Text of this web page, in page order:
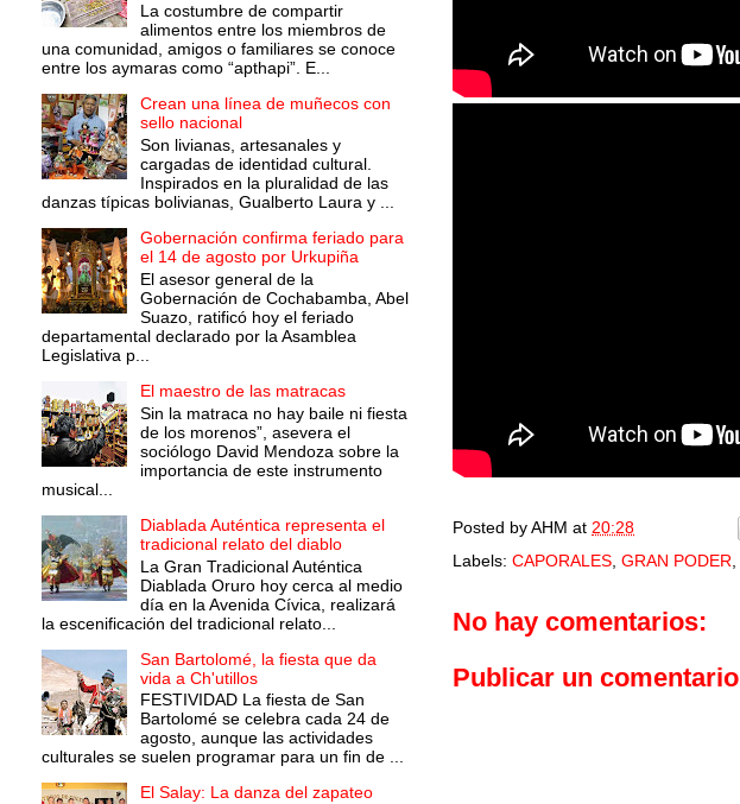
Posted byAHM at 20:28
Labels: CAPORALES, GRAN PODER,
No hay comentarios:
Publicar un comentario
La costumbre de compartir
alimentos entre los miembros de
una comunidad, amigos o familiares se conoce
entre los aymaras como “apthapi”. E...
Crean una línea de muñecos con
sello nacional
Son livianas, artesanales y
cargadas de identidad cultural.
Inspirados en la pluralidad de las
danzas típicas bolivianas, Gualberto Laura y ...
Gobernación confirma feriado para
el 14 de agosto por Urkupiña
El asesor general de la
Gobernación de Cochabamba, Abel
Suazo, ratificó hoy el feriado
departamental declarado por la Asamblea
Legislativa p...
El maestro de las matracas
Sin la matraca no hay baile ni fiesta
de los morenos”, asevera el
sociólogo David Mendoza sobre la
importancia de este instrumento
musical...
Diablada Auténtica representa el
tradicional relato del diablo
La Gran Tradicional Auténtica
Diablada Oruro hoy cerca al medio
día en la Avenida Cívica, realizará
la escenificación del tradicional relato...
San Bartolomé, la fiesta que da
vida a Ch'utillos
FESTIVIDAD La fiesta de San
Bartolomé se celebra cada 24 de
agosto, aunque las actividades
culturales se suelen programar para un fin de ...
El Salay: La danza del zapateo